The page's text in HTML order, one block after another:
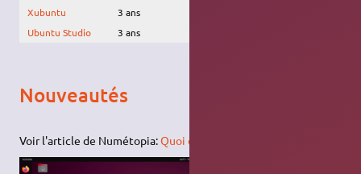
Xubuntu
3 ans
Ubuntu Studio
3 ans
Nouveautés
Voir l'article de Numétopia:Quoi de neuf dans Ubuntu 22.04 ?